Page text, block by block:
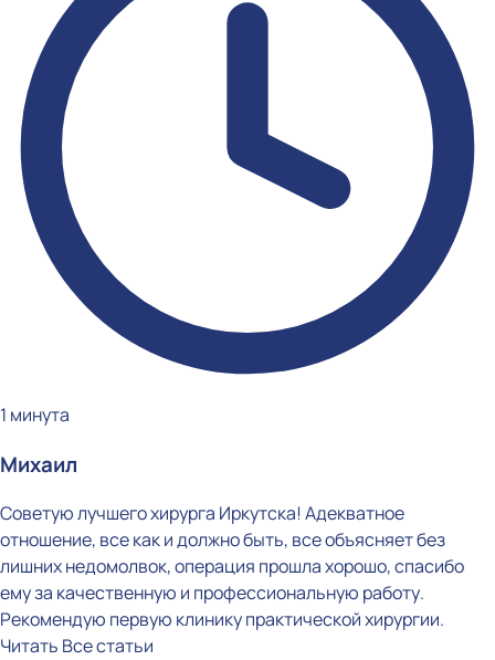
1 минута
Михаил
Советую лучшего хирурга Иркутска! Адекватное
отношение, все как и должно быть, все объясняет без
лишних недомолвок, операция прошла хорошо, спасибо
ему за качественную и профессиональную работу.
Рекомендую первую клинику практической хирургии.
Читать Все статьи